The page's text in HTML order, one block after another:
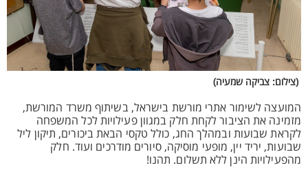
(צילום: צביקה שמעיה)
המועצה לשימור אתרי מורשת בישראל, בשיתוף משרד המורשת,
מזמינה את הציבור לקחת חלק במגוון פעילויות לכל המשפחה
לקראת שבועות ובמהלך החג, כולל טקסי הבאת ביכורים, תיקון ליל
שבועות, יריד יין, מופעי מוסיקה, סיורים מודרכים ועוד. חלק
מהפעילויות הינן ללא תשלום. תהנו!